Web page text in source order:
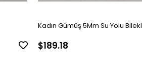
Kadın Gümüş 5Mm Su Yolu
$189.18